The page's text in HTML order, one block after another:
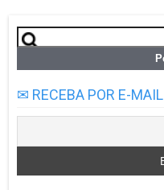
Pesquisar
por:
✉ RECEBA POR E-MAIL